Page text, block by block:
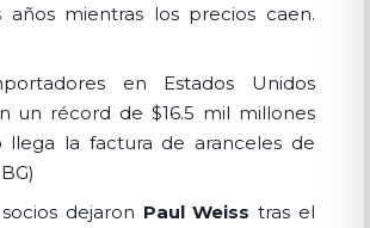
años mientras los precios caen.
en Estados Unidos
un récord de $16.5 mil millones
llega la factura de aranceles de
dejaron Paul Weiss tras el